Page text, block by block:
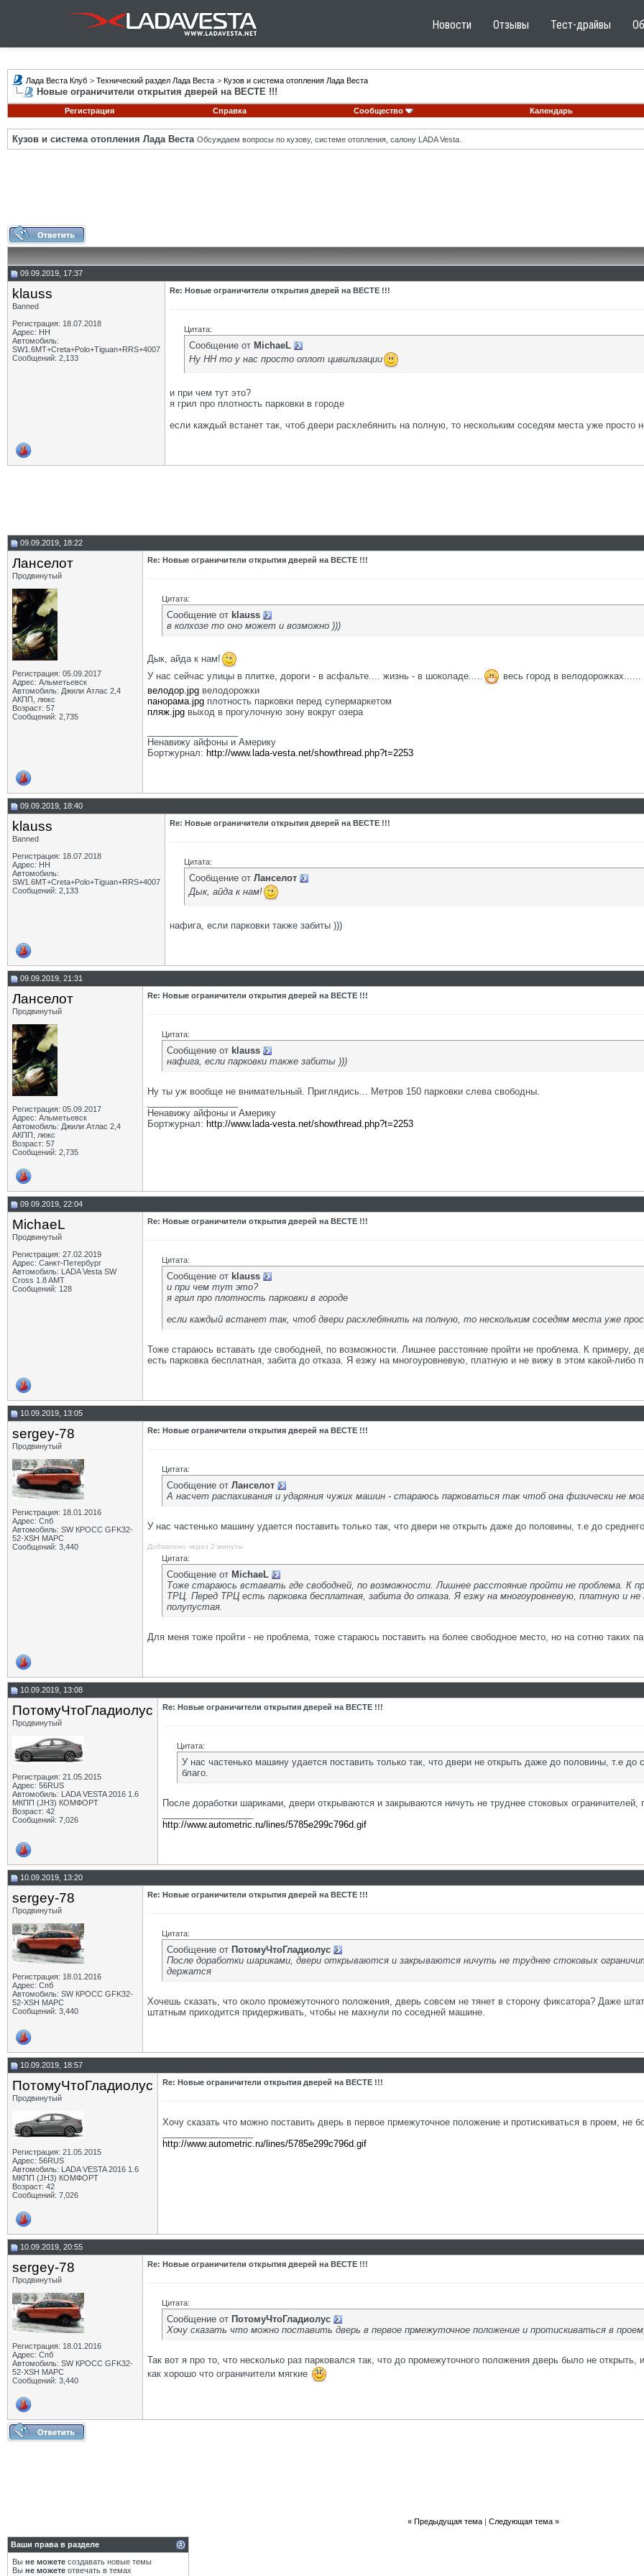
Новости Отзывы Тест-драйвы
Лада Веста Клуб > Технический раздел Лада Веста > Кузов и система отопления Лада Веста
Новые ограничители открытия дверей на ВЕСТЕ !!!
Регистрация Справка Сообщество Календарь
Кузов и система отопления Лада Веста Обсуждаем вопросы по кузову, системе отопления, салону LADA Vesta.
09.09.2019, 17:37
klauss
Banned
Регистрация: 18.07.2018
Адрес: НН
Автомобиль:
SW1.6МТ+Creta+Polo+Tiguan+RRS+4007
Сообщений: 2,133
Re: Новые ограничители открытия дверей на ВЕСТЕ !!!
Цитата:
Сообщение от MichaeL
Ну НН то у нас просто оплот цивилизации
и при чем тут это?
я грил про плотность парковки в городе
если каждый встанет так, чтоб двери расхлебянить на полную, то нескольким соседям места уже просто
09.09.2019, 18:22
Ланселот
Продвинутый
Регистрация: 05.09.2017
Адрес: Альметьевск
Автомобиль: Джили Атлас 2,4
АКПП, люкс
Возраст: 57
Сообщений: 2,735
Re: Новые ограничители открытия дверей на ВЕСТЕ !!!
Цитата:
Сообщение от klauss
в колхозе то оно может и возможно )))
Дык, айда к нам!
У нас сейчас улицы в плитке, дороги - в асфальте.... жизнь - в шоколаде.....
весь город в велодорожках......
велодор.jpg велодорожки
панорама.jpg плотность парковки перед супермаркетом
пляж.jpg выход в прогулочную зону вокруг озера
Ненавижу айфоны и Америку
Бортжурнал: http://www.lada-vesta.net/showthread.php?t=2253
09.09.2019, 18:40
klauss
Banned
Регистрация: 18.07.2018
Адрес: НН
Автомобиль:
SW1.6МТ+Creta+Polo+Tiguan+RRS+4007
Сообщений: 2,133
Re: Новые ограничители открытия дверей на ВЕСТЕ !!!
Цитата:
Сообщение от Ланселот
Дык, айда к нам!
нафига, если парковки также забиты )))
09.09.2019, 21:31
Ланселот
Продвинутый
Регистрация: 05.09.2017
Адрес: Альметьевск
Автомобиль: Джили Атлас 2,4
АКПП, люкс
Возраст: 57
Сообщений: 2,735
Re: Новые ограничители открытия дверей на ВЕСТЕ !!!
Цитата:
Сообщение от klauss
нафига, если парковки также забиты )))
Ну ты уж вообще не внимательный. Приглядись... Метров 150 парковки слева свободны.
Ненавижу айфоны и Америку
Бортжурнал: http://www.lada-vesta.net/showthread.php?t=2253
09.09.2019, 22:04
MichaeL
Продвинутый
Регистрация: 27.02.2019
Адрес: Санкт-Петербург
Автомобиль: LADA Vesta SW
Cross 1.8 AMT
Сообщений: 128
Re: Новые ограничители открытия дверей на ВЕСТЕ !!!
Цитата:
Сообщение от klauss
и при чем тут это?
я грил про плотность парковки в городе
если каждый встанет так, чтоб двери расхлебянить на полную, то нескольким соседям места уже
Тоже стараюсь вставать где свободней, по возможности. Лишнее расстояние пройти не проблема. К
есть парковка бесплатная, забита до отказа. Я езжу на многоуровневую, платную и не вижу в этом какой-либо
10.09.2019, 13:05
sergey-78
Продвинутый
Регистрация: 18.01.2016
Адрес: Спб
Автомобиль: SW КРОСС GFK32-
52-XSH МАРС
Сообщений: 3,440
Re: Новые ограничители открытия дверей на ВЕСТЕ !!!
Цитата:
Сообщение от Ланселот
А насчет распахивания и ударяния чужих машин - стараюсь парковаться так чтоб она физически не
У нас частенько машину удается поставить только так, что двери не открыть даже до половины, т.е до
Добавлено через 2 минуты
Цитата:
Сообщение от MichaeL
Тоже стараюсь вставать где свободней, по возможности. Лишнее расстояние пройти не проблема. К
ТРЦ. Перед ТРЦ есть парковка бесплатная, забита до отказа. Я езжу на многоуровневую, платную и
полупустая.
Для меня тоже пройти - не проблема, тоже стараюсь поставить на более свободное место, но на сотню таких
10.09.2019, 13:08
ПотомуЧтоГладиолус
Продвинутый
Регистрация: 21.05.2015
Адрес: 56RUS
Автомобиль: LADA VESTA 2016 1.6
МКПП (JH3) КОМФОРТ
Возраст: 42
Сообщений: 7,026
Re: Новые ограничители открытия дверей на ВЕСТЕ !!!
Цитата:
У нас частенько машину удается поставить только так, что двери не открыть даже до половины, т.е до
благо.
После доработки шариками, двери открываются и закрываются ничуть не труднее стоковых
http://www.autometric.ru/lines/5785e299c796d.gif
10.09.2019, 13:20
sergey-78
Продвинутый
Регистрация: 18.01.2016
Адрес: Спб
Автомобиль: SW КРОСС GFK32-
52-XSH МАРС
Сообщений: 3,440
Re: Новые ограничители открытия дверей на ВЕСТЕ !!!
Цитата:
Сообщение от ПотомуЧтоГладиолус
После доработки шариками, двери открываются и закрываются ничуть не труднее стоковых
держатся
Хочешь сказать, что около промежуточного положения, дверь совсем не тянет в сторону фиксатора? Даже
штатным приходится придерживать, чтобы не махнули по соседней машине.
10.09.2019, 18:57
ПотомуЧтоГладиолус
Продвинутый
Регистрация: 21.05.2015
Адрес: 56RUS
Автомобиль: LADA VESTA 2016 1.6
МКПП (JH3) КОМФОРТ
Возраст: 42
Сообщений: 7,026
Re: Новые ограничители открытия дверей на ВЕСТЕ !!!
Хочу сказать что можно поставить дверь в первое прмежуточное положение и протискиваться в проем, не
http://www.autometric.ru/lines/5785e299c796d.gif
10.09.2019, 20:55
sergey-78
Продвинутый
Регистрация: 18.01.2016
Адрес: Спб
Автомобиль: SW КРОСС GFK32-
52-XSH МАРС
Сообщений: 3,440
Re: Новые ограничители открытия дверей на ВЕСТЕ !!!
Цитата:
Сообщение от ПотомуЧтоГладиолус
Хочу сказать что можно поставить дверь в первое прмежуточное положение и протискиваться в
Так вот я про то, что несколько раз парковался так, что до промежуточного положения дверь было не
как хорошо что ограничители мягкие
« Предыдущая тема| Следующая тема »
Ваши права в разделе
Вы не можете создавать новые темы
Вы не можете отвечать в темах